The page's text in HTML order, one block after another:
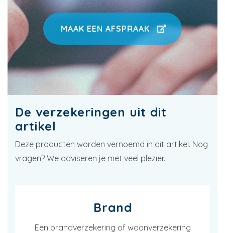
MAAK EEN AFSPRAAK
De verzekeringen uit dit
artikel
Deze producten worden vernoemd in dit artikel. Nog
vragen? We adviseren je met veel plezier.
Brand
Een brandverzekering of woonverzekering